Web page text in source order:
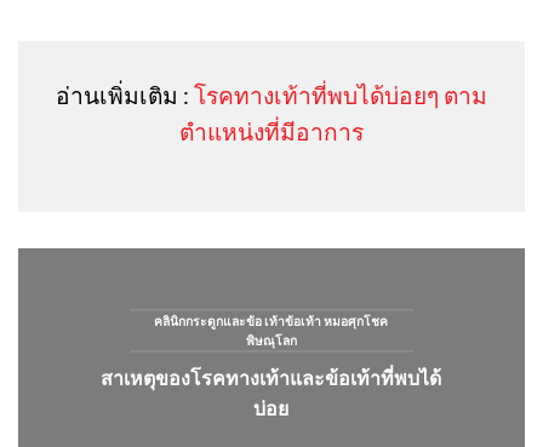
อ่านเพิ่มเติม : โรคทางเท้าที่พบได้บ่อยๆ ตาม
ตำแหน่งที่มีอาการ
คลินิกกระดูกและข้อ เท้าข้อเท้า หมอศุกโชค
พิษณุโลก
สาเหตุของโรคทางเท้าและข้อเท้าที่พบได้
บ่อย